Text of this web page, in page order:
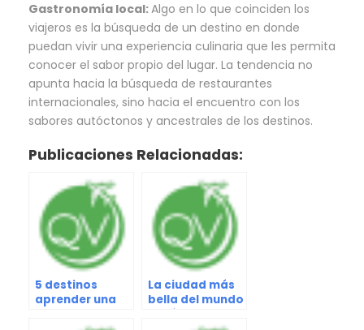
Gastronomía local:Algo en lo que coinciden los
viajeros es la búsqueda de un destino en donde
puedan vivir una experiencia culinaria que les permita
conocer el sabor propio del lugar. La tendencia no
apunta hacia la búsqueda de restaurantes
internacionales, sino hacia el encuentro con los
sabores autóctonos y ancestrales de los destinos.
Publicaciones Relacionadas:
5 destinos
aprender una
La ciudad más
bella del mundo